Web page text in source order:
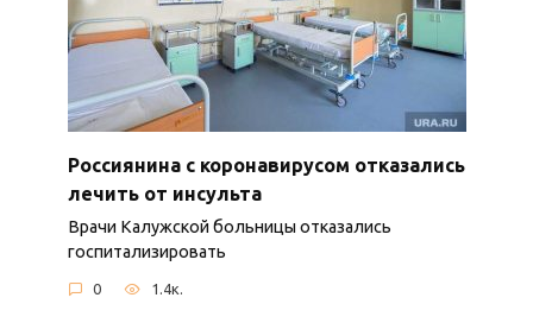
Россиянина с коронавирусом отказались
лечить от инсульта
Врачи Калужской больницы отказались
госпитализировать
0 1.4к.